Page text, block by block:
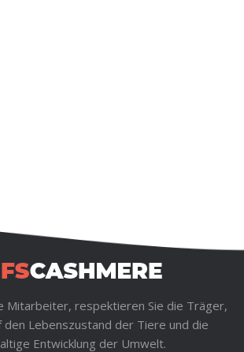
Mitarbeiter, respektieren Sie die Träger,
den Lebenszustand der Tiere und die
Entwicklung der Umwelt.